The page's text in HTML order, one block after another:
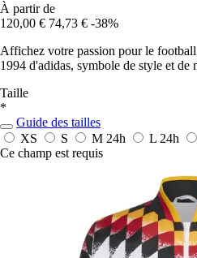
À partir de
120,00 € 74,73 € -38%
Affichez votre passion pour le
1994 d'adidas, symbole de style et de
Taille
*
Guide des tailles
XS
S M 24h L 24h
Ce champ est requis